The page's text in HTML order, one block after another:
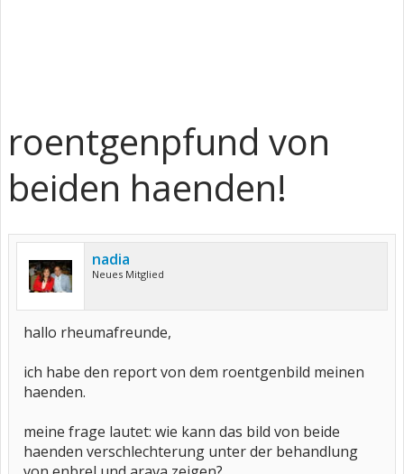
roentgenpfund von
beiden haenden!
nadia
Neues Mitglied
hallo rheumafreunde,
ich habe den report von dem roentgenbild meinen
haenden.
meine frage lautet: wie kann das bild von beide
haenden verschlechterung unter der behandlung